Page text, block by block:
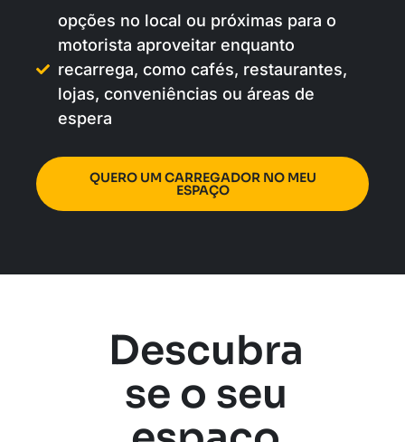
opções no local ou próximas para o
motorista aproveitar enquanto
recarrega, como cafés, restaurantes,
lojas, conveniências ou áreas de
espera
QUERO UM CARREGADOR NO MEU
ESPAÇO
Descubra
se o seu